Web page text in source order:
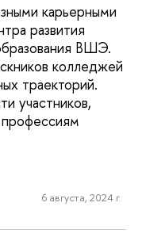
карьерными
развития
ВШЭ.
колледжей
траекторий.
участников,
6 августа, 2024 г.